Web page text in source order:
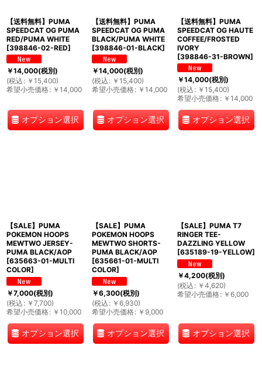
【送料無料】PUMA
SPEEDCAT OG PUMA
RED/PUMA WHITE
[398846-02-RED]
￥14,000(税別)
(税込 : ￥ 15,400)
希望小売価格: ￥ 14,000
オプション選択
【送料無料】PUMA
SPEEDCAT OG PUMA
BLACK/PUMA WHITE
[398846-01-BLACK]
￥14,000(税別)
(税込 : ￥ 15,400)
希望小売価格: ￥ 14,000
オプション選択
【送料無料】PUMA
SPEEDCAT OG HAUTE
COFFEE/FROSTED
IVORY
[398846-31-BROWN]
￥14,000(税別)
(税込 : ￥ 15,400)
希望小売価格: ￥ 14,000
オプション選択
【SALE】PUMA
POKEMON HOOPS
MEWTWO JERSEY-
PUMA BLACK/AOP
[635663-01-MULTI
COLOR]
￥7,000(税別)
(税込 : ￥ 7,700)
希望小売価格: ￥ 10,000
オプション選択
【SALE】PUMA
POKEMON HOOPS
MEWTWO SHORTS-
PUMA BLACK/AOP
[635661-01-MULTI
COLOR]
￥6,300(税別)
(税込 : ￥ 6,930)
希望小売価格: ￥ 9,000
オプション選択
【SALE】PUMA T7
RINGER TEE-
DAZZLING YELLOW
[635189-19-YELLOW]
￥4,200(税別)
(税込 : ￥ 4,620)
希望小売価格: ￥ 6,000
オプション選択